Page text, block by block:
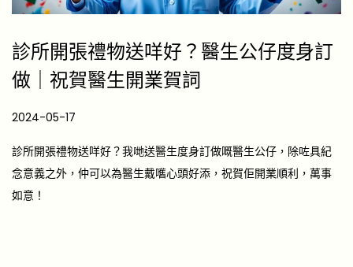
診所開張禮物送咩好？醫生公仔度身訂
做｜祝賀醫生開業賀詞
P
s
t
e
2024-05-17
2
6
診所開張禮物送咩好？我哋送醫生度身訂做嘅醫生公仔，除咗具紀
念意義之外，仲可以為醫生戴嚿心頭好添，祝賀佢開業順利，萬事
如意！